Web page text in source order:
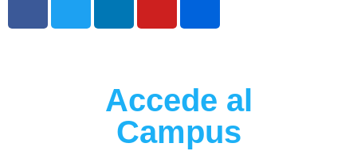
Accede al
Campus